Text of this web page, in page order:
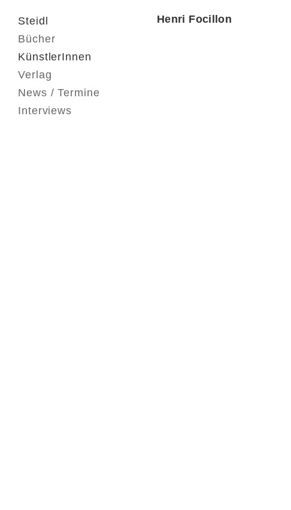
Steidl
Bücher
KünstlerInnen
Verlag
News / Termine
Interviews
Henri Focillon